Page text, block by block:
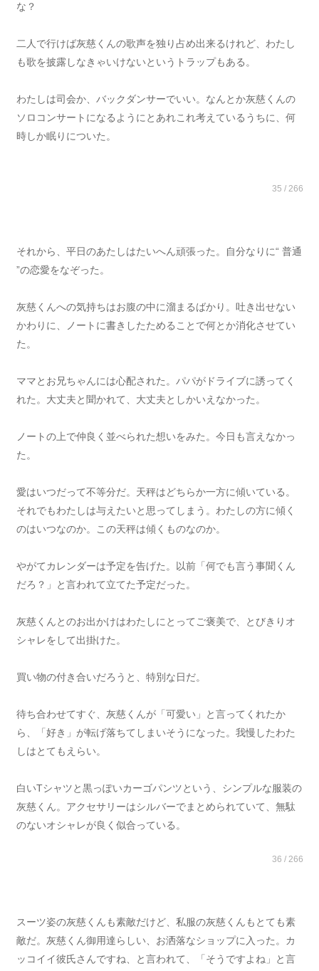
な？
二人で行けば灰慈くんの歌声を独り占め出来るけれど、わたし
も歌を披露しなきゃいけないというトラップもある。
わたしは司会か、バックダンサーでいい。なんとか灰慈くんの
ソロコンサートになるようにとあれこれ考えているうちに、何
時しか眠りについた。
35 / 266
それから、平日のあたしはたいへん頑張った。自分なりに“ 普通
”の恋愛をなぞった。
灰慈くんへの気持ちはお腹の中に溜まるばかり。吐き出せない
かわりに、ノートに書きしたためることで何とか消化させてい
た。
ママとお兄ちゃんには心配された。パパがドライブに誘ってく
れた。大丈夫と聞かれて、大丈夫としかいえなかった。
ノートの上で仲良く並べられた想いをみた。今日も言えなかっ
た。
愛はいつだって不等分だ。天秤はどちらか一方に傾いている。
それでもわたしは与えたいと思ってしまう。わたしの方に傾く
のはいつなのか。この天秤は傾くものなのか。
やがてカレンダーは予定を告げた。以前「何でも言う事聞くん
だろ？」と言われて立てた予定だった。
灰慈くんとのお出かけはわたしにとってご褒美で、とびきりオ
シャレをして出掛けた。
買い物の付き合いだろうと、特別な日だ。
待ち合わせてすぐ、灰慈くんが「可愛い」と言ってくれたか
ら、「好き」が転げ落ちてしまいそうになった。我慢したわた
しはとてもえらい。
白いTシャツと黒っぽいカーゴパンツという、シンプルな服装の
灰慈くん。アクセサリーはシルバーでまとめられていて、無駄
のないオシャレが良く似合っている。
36 / 266
スーツ姿の灰慈くんも素敵だけど、私服の灰慈くんもとても素
敵だ。灰慈くん御用達らしい、お洒落なショップに入った。カ
ッコイイ彼氏さんですね、と言われて、「そうですよね」と言